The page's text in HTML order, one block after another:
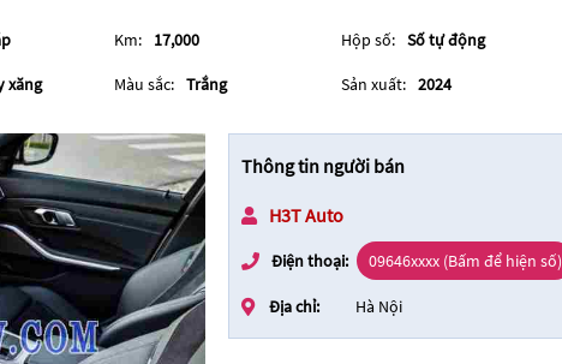
Km: 17,000 Hộp số: Số tự động
xăng Màu sắc: Trắng Sản xuất: 2024
Thông tin người bán
H3T Auto
Điện thoại: 09646xxxx (Bấm để hiện số)
Địa chỉ: Hà Nội